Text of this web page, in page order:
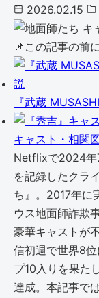
2026.02.15
📌 この記事の前
『武蔵
キャスト・相関
Netflixで2024年
を記録したクラ
ち』。2017年に
ウス地面師詐欺
豪華キャストが
信初週で世界8
プ10入りを果た
達成。本記事で